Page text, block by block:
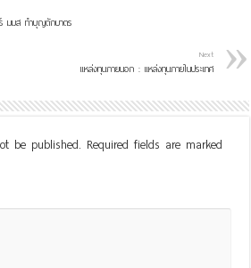
มมส ทำบุญตักบาตร
Next
แหล่งทุนภายนอก : แหล่งทุนภายในประเทศ
be published. Required fields are marked